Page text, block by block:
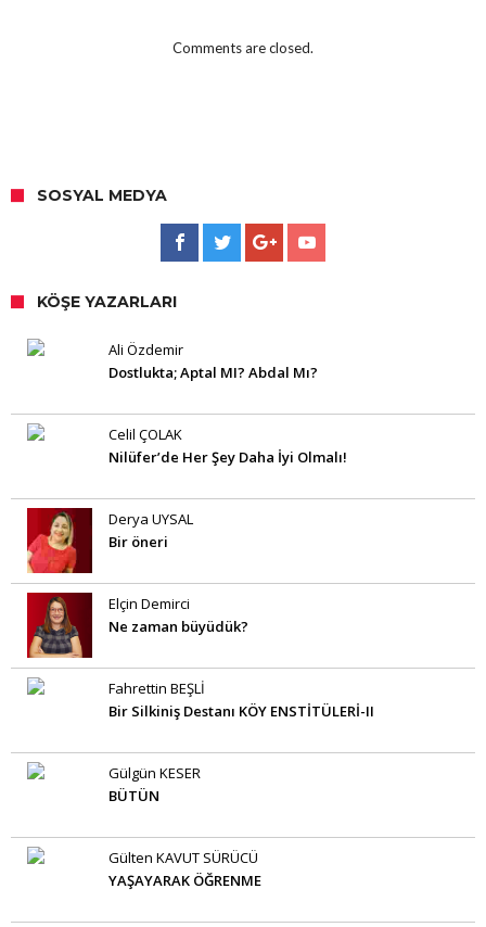
Comments are closed.
SOSYAL MEDYA
KÖŞE YAZARLARI
Ali Özdemir
Dostlukta; Aptal MI? Abdal Mı?
Celil ÇOLAK
Nilüfer’de Her Şey Daha İyi Olmalı!
Derya UYSAL
Bir öneri
Elçin Demirci
Ne zaman büyüdük?
Fahrettin BEŞLİ
Bir Silkiniş Destanı KÖY ENSTİTÜLERİ-II
Gülgün KESER
BÜTÜN
Gülten KAVUT SÜRÜCÜ
YAŞAYARAK ÖĞRENME